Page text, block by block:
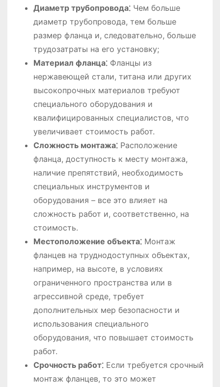
Диаметр трубопровода⁚Чем больше
диаметр трубопровода, тем больше
размер фланца и, следовательно, больше
трудозатраты на его установку;
Материал фланца⁚Фланцы из
нержавеющей стали, титана или других
высокопрочных материалов требуют
специального оборудования и
квалифицированных специалистов, что
увеличивает стоимость работ.
Сложность монтажа⁚Расположение
фланца, доступность к месту монтажа,
наличие препятствий, необходимость
специальных инструментов и
оборудования – все это влияет на
сложность работ и, соответственно, на
стоимость.
Местоположение объекта⁚Монтаж
фланцев на труднодоступных объектах,
например, на высоте, в условиях
ограниченного пространства или в
агрессивной среде, требует
дополнительных мер безопасности и
использования специального
оборудования, что повышает стоимость
работ.
Срочность работ⁚Если требуется срочный
монтаж фланцев, то это может